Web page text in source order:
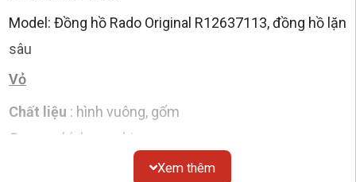
Model: Đồng hồ Rado Original R12637113, đồng hồ lặn
sâu
Vỏ
Chất liệu : hình vuông, gốm
Gương
: kính sapphire
: 100 métXem thêm